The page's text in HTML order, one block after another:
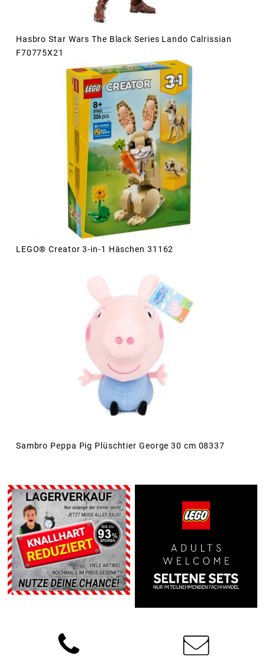
Hasbro Star Wars The Black Series Lando Calrissian
F70775X21
LEGO® Creator 3-in-1 Häschen 31162
Sambro Peppa Pig Plüschtier George 30 cm 08337